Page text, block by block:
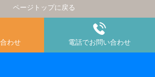
ページトップに戻る
わせ 電話でお問い合わせ